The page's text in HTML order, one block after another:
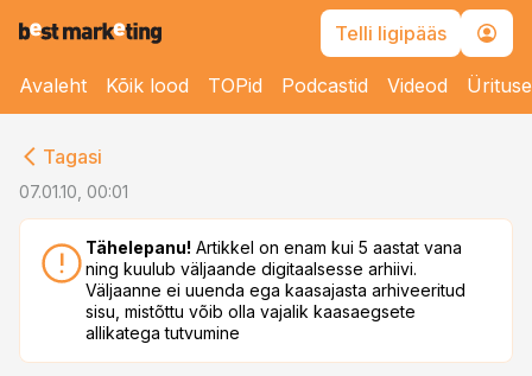
Telli ligipääs
Avaleht Kõik lood TOPid Podcastid Videod
Tagasi
07.01.10, 00:01
Tähelepanu! Artikkel on enam kui 5 aastat vana
ning kuulub väljaande digitaalsesse arhiivi.
Väljaanne ei uuenda ega kaasajasta arhiveeritud
sisu, mistõttu võib olla vajalik kaasaegsete
allikatega tutvumine